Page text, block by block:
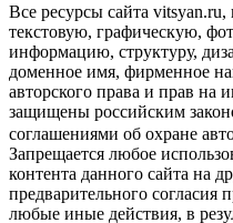
Все ресурсы сайта
текстовую, графическую,
информацию, структуру,
доменное имя, фирменное
авторского права и прав на
защищены российским
соглашениями об охране
Запрещается любое
контента данного сайта на
предварительного согласия
любые иные действия, в